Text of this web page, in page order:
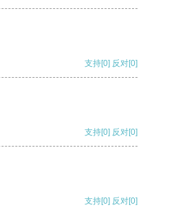
支持[0] 反对[0]
支持[0] 反对[0]
支持[0] 反对[0]